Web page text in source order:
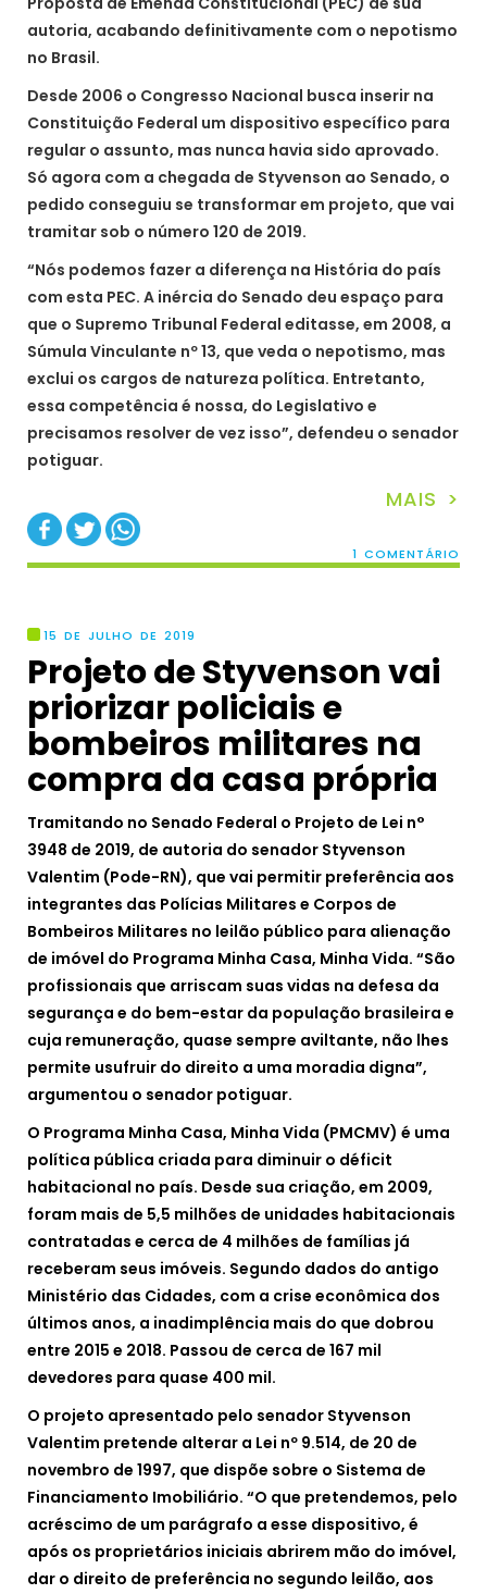
autoria, acabando definitivamente com o nepotismo
no Brasil.
Desde 2006 o Congresso Nacional busca inserir na
Constituição Federal um dispositivo específico para
regular o assunto, mas nunca havia sido aprovado.
Só agora com a chegada de Styvenson ao Senado, o
pedido conseguiu se transformar em projeto, que vai
tramitar sob o número 120 de 2019.
“Nós podemos fazer a diferença na História do país
com esta PEC. A inércia do Senado deu espaço para
que o Supremo Tribunal Federal editasse, em 2008, a
Súmula Vinculante nº 13, que veda o nepotismo, mas
exclui os cargos de natureza política. Entretanto,
essa competência é nossa, do Legislativo e
precisamos resolver de vez isso”, defendeu o senador
potiguar.
MAIS >
1 COMENTÁRIO
15 DE JULHO DE 2019
Projeto de Styvenson vai
priorizar policiais e
bombeiros militares na
compra da casa própria
Tramitando no Senado Federal o Projeto de Lei n°
3948 de 2019, de autoria do senador Styvenson
Valentim (Pode-RN), que vai permitir preferência aos
integrantes das Polícias Militares e Corpos de
Bombeiros Militares no leilão público para alienação
de imóvel do Programa Minha Casa, Minha Vida. “São
profissionais que arriscam suas vidas na defesa da
segurança e do bem-estar da população brasileira e
cuja remuneração, quase sempre aviltante, não lhes
permite usufruir do direito a uma moradia digna”,
argumentou o senador potiguar.
O Programa Minha Casa, Minha Vida (PMCMV) é uma
política pública criada para diminuir o déficit
habitacional no país. Desde sua criação, em 2009,
foram mais de 5,5 milhões de unidades habitacionais
contratadas e cerca de 4 milhões de famílias já
receberam seus imóveis. Segundo dados do antigo
Ministério das Cidades, com a crise econômica dos
últimos anos, a inadimplência mais do que dobrou
entre 2015 e 2018. Passou de cerca de 167 mil
devedores para quase 400 mil.
O projeto apresentado pelo senador Styvenson
Valentim pretende alterar a Lei nº 9.514, de 20 de
novembro de 1997, que dispõe sobre o Sistema de
Financiamento Imobiliário. “O que pretendemos, pelo
acréscimo de um parágrafo a esse dispositivo, é
após os proprietários iniciais abrirem mão do imóvel,
dar o direito de preferência no segundo leilão, aos